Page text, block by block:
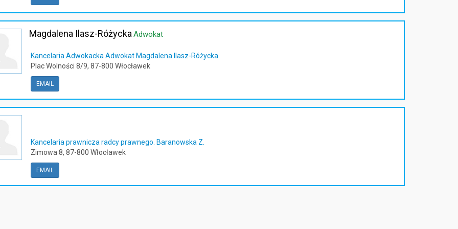
Magdalena Ilasz-Różycka Adwokat
Kancelaria Adwokacka Adwokat Magdalena Ilasz-Różycka
Plac Wolności 8/9, 87-800 Włocławek
EMAIL
Kancelaria prawnicza radcy prawnego. Baranowska Z.
Zimowa 8, 87-800 Włocławek
EMAIL